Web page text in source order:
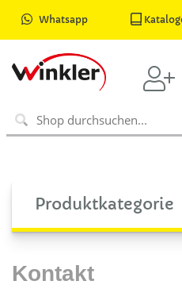
Whatsapp
Produktkategorie
Kontakt